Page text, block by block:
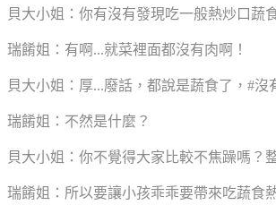
貝大小姐：你有沒有發現吃一般熱炒口蔬
瑞餚姐：有啊...就菜裡面都沒有肉啊！
貝大小姐：厚...廢話，都說是蔬食了，#沒
瑞餚姐：不然是什麼？
貝大小姐：你不覺得大家比較不焦躁嗎？
瑞餚姐：所以要讓小孩乖乖要帶來吃蔬食